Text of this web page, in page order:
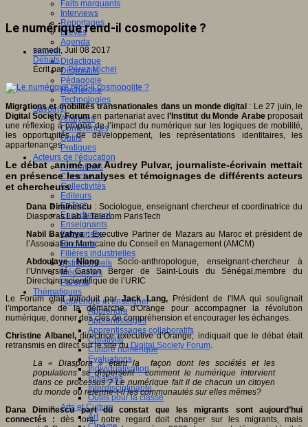
Faits marquants
Interviews
Reportages
Brèves
Agenda
Innover
Didactique
Dispositifs
Pédagogie
Recherche
Technologies
Savoir(s)
Analyses
Conférences
Outils
Pratiques
Acteurs de l'éducation
Animateurs
Chercheurs
Collectivités
Editeurs
EdTech
Encadrement
Enseignants
Entreprises
Etudiants
Filières industrielles
Institutionnels
Médiateurs
Parents
Thématiques
Apprendre et enseigner
Apprendre
Apprentissages
Apprentissages collaboratifs
Créativité
Culture numérique
Evaluations
Individualisation
Initiatives
Interdisciplinarité
Outils pour la classe
Arts et Culture
Art
Le numérique rend-il cosmopolite ?
samedi, Juil 08 2017
Débats
Écrit parPérez Michel
Migrations et mobilités transnationales dans un monde digital: Le 27 juin, le
Digital Society Forumen partenariat avecl’Institut du Monde Arabeproposait
une réflexion à propos de l’impact du numérique sur les logiques de mobilité,
les opportunités de développement, les représentations identitaires, les
appartenances ...
Le débat animé parAudrey Pulvar, journaliste-écrivain mettait
en présence les analyses et témoignages de différents acteurs
et chercheurs.
Dana Diminescu : Sociologue, enseignant chercheur et coordinatrice du
Diasporas Lab à Telecom ParisTech
Nabil Bayahya: Executive Partner de Mazars au Maroc et président de
l’Association Marocaine du Conseil en Management (AMCM)
Abdoulaye Niang: Socio-anthropologue, enseignant-chercheur à
l’Université Gaston Berger de Saint-Louis du Sénégal,membre du
Directoire scientifique de l’URIC
Le Forum était introduit parJack Lang,Président de l'IMA qui soulignait
l’importance de la démarche d'Orange pour accompagner la révolution
numérique, donner des clés de compréhension et encourager les échanges.
Christine Albanel, directrice exécutive d’Orange, indiquait que le débat était
retransmis en direct sur le site duDigital Society Forum.
La « Diaspora » étant la façon dont les sociétés et les
populations se dispersent : comment le numérique intervient
dans ce processus ? Le numérique fait il de chacun un citoyen
du monde ou referme-t-il les communautés sur elles mêmes?
Dana Diminescu
part du constat que les migrants sont aujourd’hui
connectés : dès lors, notre regard doit changer sur les migrants, mais